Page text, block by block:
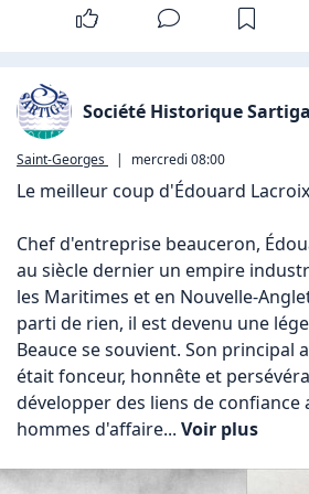
Société Historique
Saint-Georges | mercredi 08:00
Le meilleur coup d'Édouard Lacroix
Chef d'entreprise beauceron,
au siècle dernier un empire
les Maritimes et en Nouvelle-
parti de rien, il est devenu une
Beauce se souvient. Son principal
était fonceur, honnête et
développer des liens de confiance
hommes d'affaire... Voir plus